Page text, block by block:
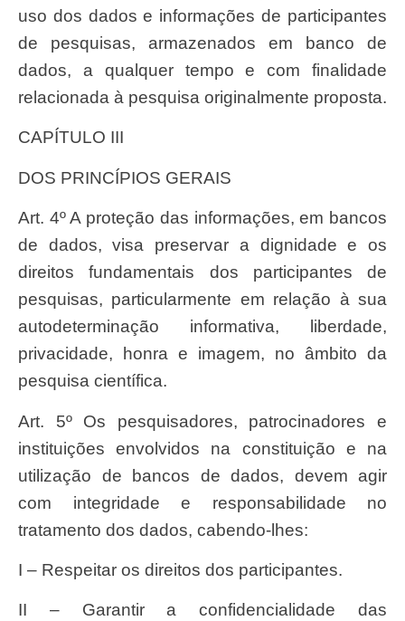
uso dos dados e informações de participantes
de pesquisas, armazenados em banco de
dados, a qualquer tempo e com finalidade
relacionada à pesquisa originalmente proposta.
CAPÍTULO III
DOS PRINCÍPIOS GERAIS
Art. 4º A proteção das informações, em bancos
de dados, visa preservar a dignidade e os
direitos fundamentais dos participantes de
pesquisas, particularmente em relação à sua
autodeterminação informativa, liberdade,
privacidade, honra e imagem, no âmbito da
pesquisa científica.
Art. 5º Os pesquisadores, patrocinadores e
instituições envolvidos na constituição e na
utilização de bancos de dados, devem agir
com integridade e responsabilidade no
tratamento dos dados, cabendo-lhes:
I – Respeitar os direitos dos participantes.
II – Garantir a confidencialidade das